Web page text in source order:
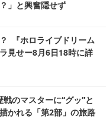
」と興奮隠せず
『ホロライブドリーム
見せー8月6日18時に詳
戦のマスターに“グッ”と
かれる「第2部」の旅路